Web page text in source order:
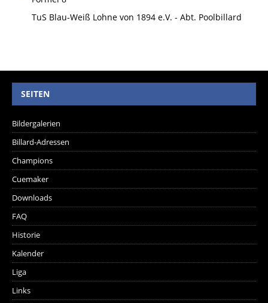
TuS Blau-Weiß Lohne von 1894 e.V. - Abt. Poolbillard
SEITEN
Bildergalerien
Billard-Adressen
Champions
Cuemaker
Downloads
FAQ
Historie
Kalender
Liga
Links